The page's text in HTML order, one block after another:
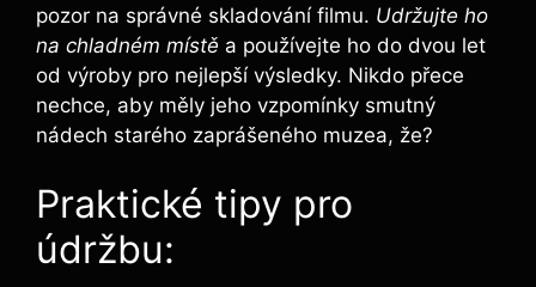
pozor na správné skladování filmu. Udržujte ho
na chladném místě a používejte ho do ⁣dvou‌ let
od⁤ výroby⁢ pro nejlepší výsledky. Nikdo ‍přece
nechce, aby měly jeho vzpomínky ​smutný
nádech starého zaprášeného muzea, že?
Praktické ​tipy‌ pro
údržbu: